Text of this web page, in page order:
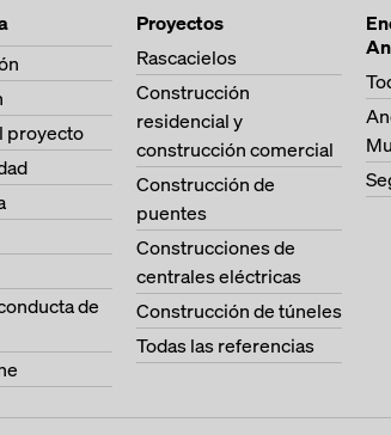
integrado de plástico de alta calidad
rigidez E x I = 729 kNm²
peso por metro lineal =
6,3 kg sin barra de uñas
7,5 kg con barra de uñas
altura de construcción = 17,5 cm
proyecto
de
Proyectos
Rascacielos
Construcción
residencial y
construcción comercial
Construcción de
puentes
Construcciones de
centrales eléctricas
Construcción de túneles
Todas las referencias